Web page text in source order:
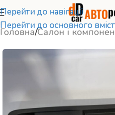
Перейти до навігації
Перейти до основного
Головна/Салон і